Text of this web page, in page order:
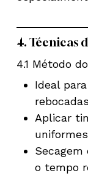
4. Técnicas
4.1 Método
Ideal
rebocadas
Aplicar
uniformes
o tempo